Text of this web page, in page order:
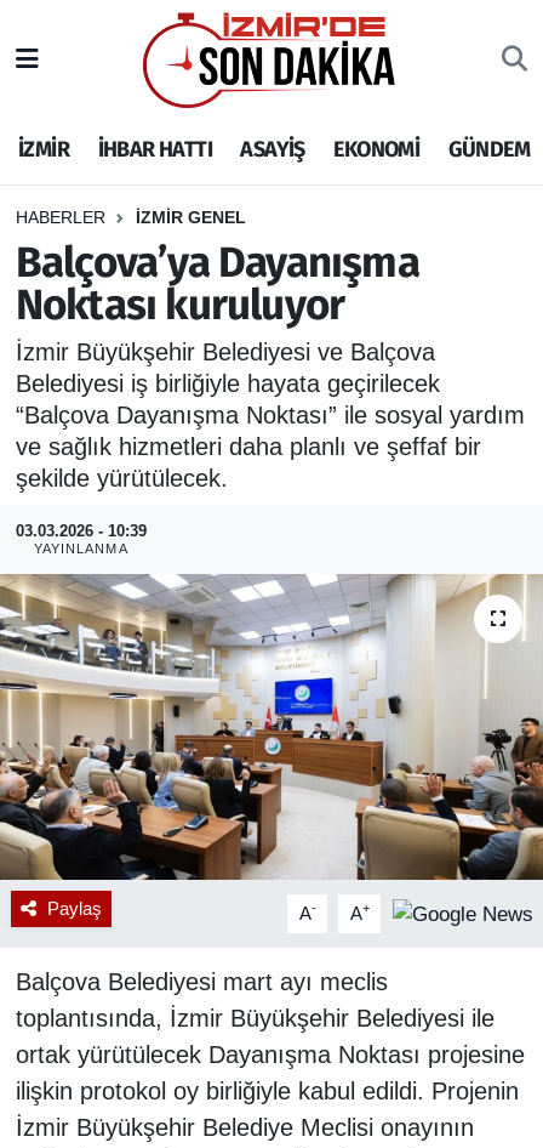
İZMİR İHBAR HATTI ASAYİŞ EKONOMİ GÜNDEM
HABERLER İZMİR GENEL
Balçova’ya Dayanışma
Noktası kuruluyor
İzmir Büyükşehir Belediyesi ve Balçova
Belediyesi iş birliğiyle hayata geçirilecek
“Balçova Dayanışma Noktası” ile sosyal yardım
ve sağlık hizmetleri daha planlı ve şeffaf bir
şekilde yürütülecek.
03.03.2026 - 10:39
YAYINLANMA
Paylaş A- A+
Balçova Belediyesi mart ayı meclis
toplantısında, İzmir Büyükşehir Belediyesi ile
ortak yürütülecek Dayanışma Noktası projesine
ilişkin protokol oy birliğiyle kabul edildi. Projenin
İzmir Büyükşehir Belediye Meclisi onayının
İHBAR HATTI
DEPREM
GENEL
EKONOMİ
SİYASET
SPOR
ASAYİŞ
RESMİ REKLAM
İzmir Nöbetçi Eczaneler
İzmir Hava Durumu
İzmir Namaz Vakitleri
İzmir Trafik Yoğunluk Haritası
Puan Durumu ve Fikstür
Tüm Manşetler
Son Dakika Haberleri
Haber Arşivi